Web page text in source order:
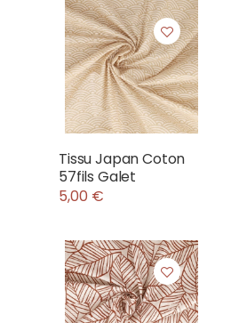
Tissu Japan Coton
57fils Galet
5,00 €